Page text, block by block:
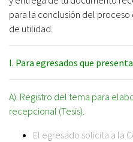
para la conclusión del
de utilidad.
I. Para egresados que
A). Registro del tema para
recepcional (Tesis).
El egresado solicita a la